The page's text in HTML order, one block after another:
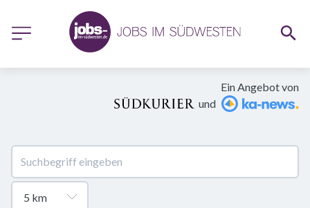
Ein Angebot von
und